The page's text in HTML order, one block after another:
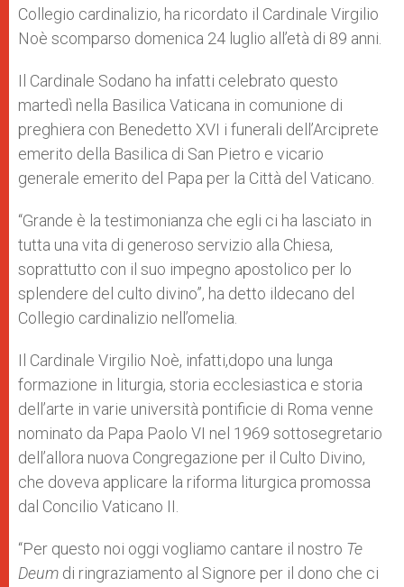
Collegio cardinalizio, ha ricordato il Cardinale Virgilio
Noè scomparso domenica 24 luglio all’età di 89 anni.
Il Cardinale Sodano ha infatti celebrato questo
martedì nella Basilica Vaticana in comunione di
preghiera con Benedetto XVI i funerali dell’Arciprete
emerito della Basilica di San Pietro e vicario
generale emerito del Papa per la Città del Vaticano.
“Grande è la testimonianza che egli ci ha lasciato in
tutta una vita di generoso servizio alla Chiesa,
soprattutto con il suo impegno apostolico per lo
splendere del culto divino”, ha detto ildecano del
Collegio cardinalizio nell’omelia.
Il Cardinale Virgilio Noè, infatti,dopo una lunga
formazione in liturgia, storia ecclesiastica e storia
dell’arte in varie università pontificie di Roma venne
nominato da Papa Paolo VI nel 1969 sottosegretario
dell’allora nuova Congregazione per il Culto Divino,
che doveva applicare la riforma liturgica promossa
dal Concilio Vaticano II.
“Per questo noi oggi vogliamo cantare il nostro Te
Deum di ringraziamento al Signore per il dono che ci